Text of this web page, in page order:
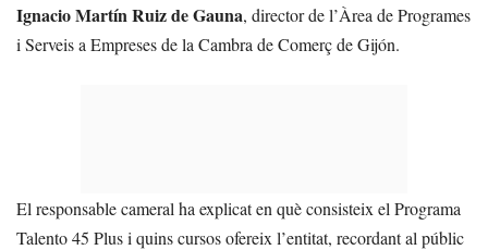
Ignacio Martín Ruiz de Gauna, director de l’Àrea de Programes
i Serveis a Empreses de la Cambra de Comerç de Gijón.
El responsable cameral ha explicat en què consisteix el Programa
Talento 45 Plus i quins cursos ofereix l’entitat, recordant al públic